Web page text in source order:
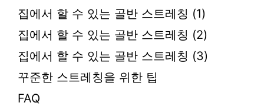
집에서 할 수 있는 골반 스트레칭 (1)
집에서 할 수 있는 골반 스트레칭 (2)
집에서 할 수 있는 골반 스트레칭 (3)
꾸준한 스트레칭을 위한 팁
FAQ